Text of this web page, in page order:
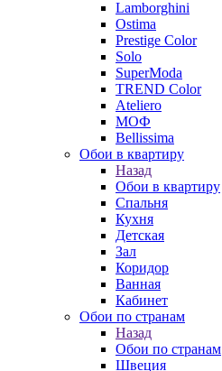
Lamborghini
Ostima
Prestige Color
Solo
SuperModa
TREND Color
Ateliero
МОФ
Bellissima
Обои в квартиру
Назад
Обои в квартиру
Спальня
Кухня
Детская
Зал
Коридор
Ванная
Кабинет
Обои по странам
Назад
Обои по странам
Швеция